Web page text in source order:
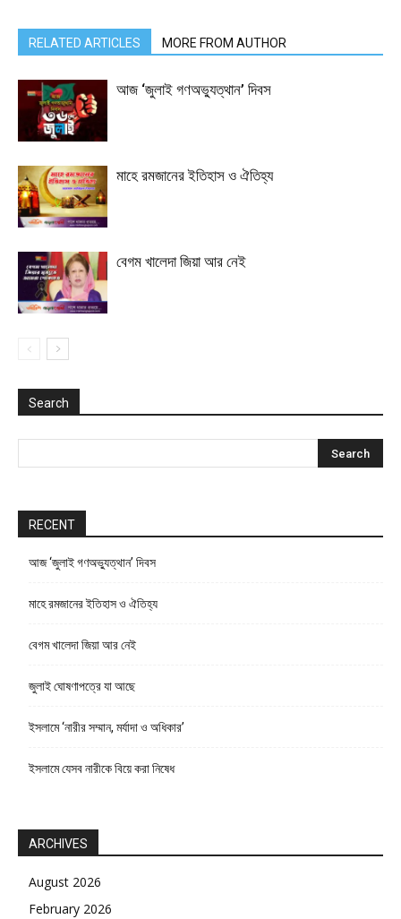
RELATED ARTICLES MORE FROM AUTHOR
আজ ‘জুলাই গণঅভ্যুত্থান’ দিবস
মাহে রমজানের ইতিহাস ও ঐতিহ্য
বেগম খালেদা জিয়া আর নেই
Search
RECENT
আজ ‘জুলাই গণঅভ্যুত্থান’ দিবস
মাহে রমজানের ইতিহাস ও ঐতিহ্য
বেগম খালেদা জিয়া আর নেই
জুলাই ঘোষণাপত্রে যা আছে
ইসলামে ‘নারীর সম্মান, মর্যাদা ও অধিকার’
ইসলামে যেসব নারীকে বিয়ে করা নিষেধ
ARCHIVES
August 2026
February 2026